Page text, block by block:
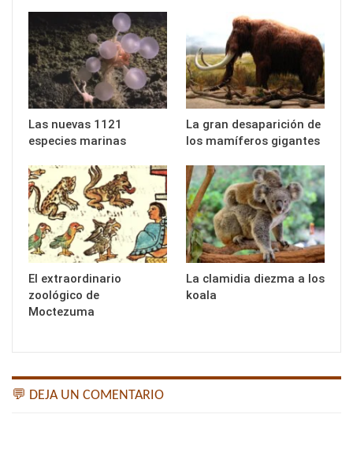
Las nuevas 1121
especies marinas
La gran desaparición de
los mamíferos gigantes
El extraordinario
zoológico de
Moctezuma
La clamidia diezma a los
koala
💬 DEJA UN COMENTARIO